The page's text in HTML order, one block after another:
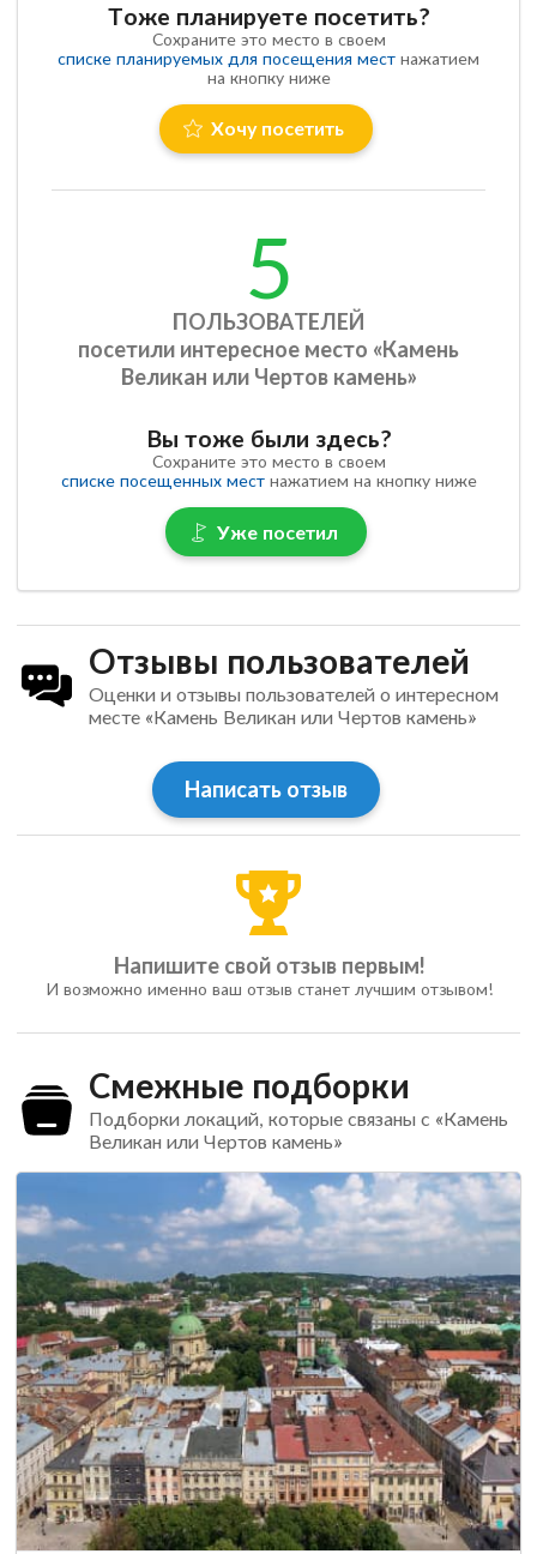
Тоже планируете посетить?
Сохраните это место в своем
списке планируемых для посещения мест нажатием
на кнопку ниже
Хочу посетить
5
ПОЛЬЗОВАТЕЛЕЙ
посетили интересное место «Камень
Великан или Чертов камень»
Вы тоже были здесь?
Сохраните это место в своем
списке посещенных местнажатием на кнопку ниже
Уже посетил
Отзывы пользователей
Оценки и отзывы пользователей о интересном
месте «Камень Великан или Чертов камень»
Написать отзыв
Напишите свой отзыв первым!
И возможно именно ваш отзыв станет лучшим отзывом!
Смежные подборки
Подборки локаций, которые связаны с «Камень
Великан или Чертов камень»